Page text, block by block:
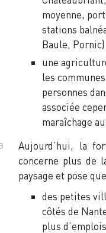
moyenne,
stations
Baule,
une
les
personnes
associée
maraîchage
Aujourd’hui, la
concerne plus de
paysage et pose
des petites
côtés de
plus